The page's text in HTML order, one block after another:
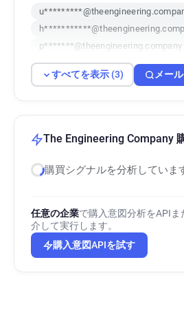
p*******@theengineering.company
すべてを表示 (3) メー
The Engineering Company
購買シグナルを分析していま
任意の企業で購入意図分析をAPI
介して実行します。
購入意図APIを試す